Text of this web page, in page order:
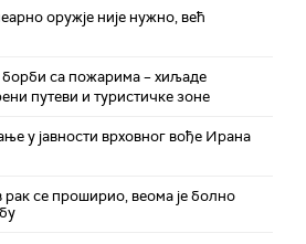
оружје није нужно, већ
борби са пожарима – хиљаде
путеви и туристичке зоне
у јавности врховног вође Ирана
рак се проширио, веома је болно